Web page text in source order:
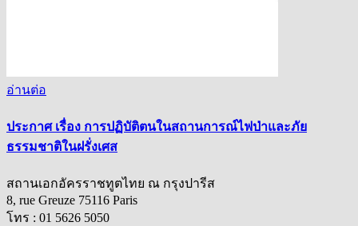
อ่านต่อ
ประกาศ เรื่อง การปฏิบัติตนในสถานการณ์ไฟป่าและภัย
ธรรมชาติในฝรั่งเศส
สถานเอกอัครราชทูตไทย ณ กรุงปารีส
8, rue Greuze 75116 Paris
โทร : 01 5626 5050